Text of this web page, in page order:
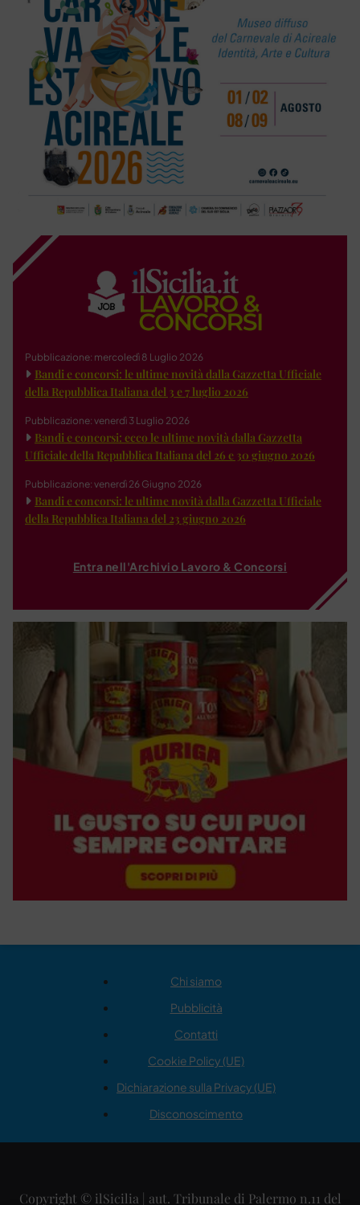
Pubblicazione: mercoledì 8 Luglio 2026
Bandi e concorsi: le ultime novità dalla Gazzetta Ufficiale
della Repubblica Italiana del 3 e 7 luglio 2026
Pubblicazione: venerdì 3 Luglio 2026
Bandi e concorsi: ecco le ultime novità dalla Gazzetta
Ufficiale della Repubblica Italiana del 26 e 30 giugno 2026
Pubblicazione: venerdì 26 Giugno 2026
Bandi e concorsi: le ultime novità dalla Gazzetta Ufficiale
della Repubblica Italiana del 23 giugno 2026
Entra nell'Archivio Lavoro & Concorsi
Chi siamo
Pubblicità
Contatti
Cookie Policy (UE)
Dichiarazione sulla Privacy (UE)
Disconoscimento
Copyright © ilSicilia | aut. Tribunale di Palermo n.11 del